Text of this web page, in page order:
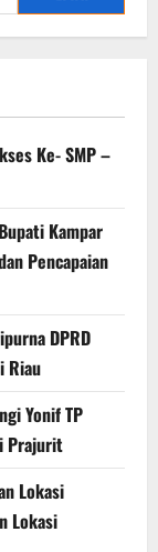
Ke- SMP –
Kampar
Pencapaian
DPRD
Riau
Yonif TP
Prajurit
Lokasi
Lokasi